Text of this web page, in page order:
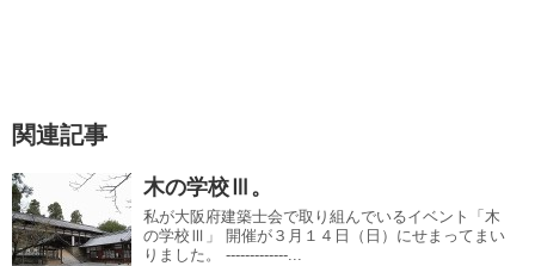
関連記事
木の学校Ⅲ。
私が大阪府建築士会で取り組んでいるイベント「木
の学校Ⅲ」 開催が３月１４日（日）にせまってまい
りました。 -------------...